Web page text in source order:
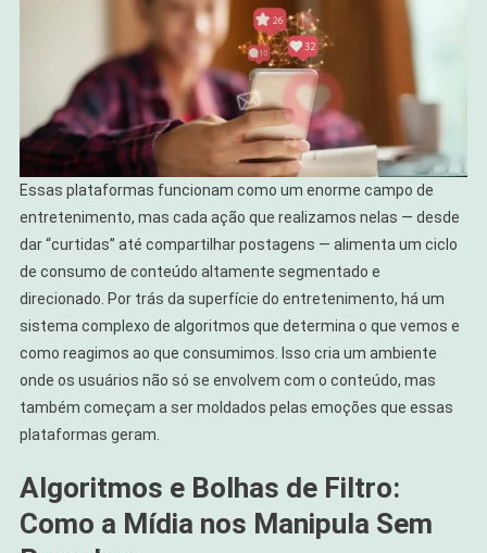
Essas plataformas funcionam como um enorme campo de
entretenimento, mas cada ação que realizamos nelas — desde
dar “curtidas” até compartilhar postagens — alimenta um ciclo
de consumo de conteúdo altamente segmentado e
direcionado. Por trás da superfície do entretenimento, há um
sistema complexo de algoritmos que determina o que vemos e
como reagimos ao que consumimos. Isso cria um ambiente
onde os usuários não só se envolvem com o conteúdo, mas
também começam a ser moldados pelas emoções que essas
plataformas geram.
Algoritmos e Bolhas de Filtro:
Como a Mídia nos Manipula Sem